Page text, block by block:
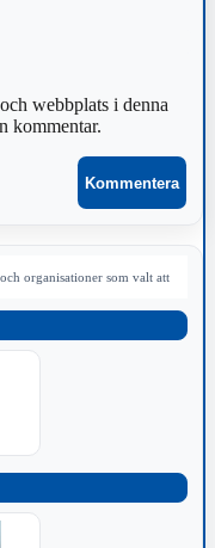
webbplats i denna
kommentar.
organisationer som valt att